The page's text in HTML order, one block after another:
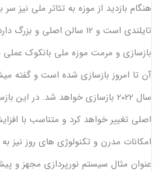
هنگام بازدید از موزه به تئاتر ملی نیز
سال 2022 بازسازی خواهد شد. در
اصلی تغییر خواهد کرد و متناسب با
امکانات مدرن و تکنولوژی های روز نیز
عنوان مثال سیستم نورپردازی مجهز و